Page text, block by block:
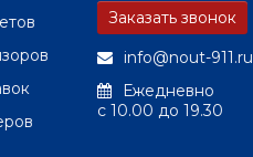
Заказать звонок
info@nout-911.ru
Ежедневно
c 10.00 до 19.30